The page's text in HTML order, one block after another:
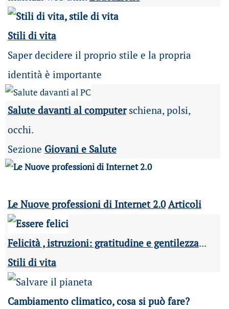
Stili di vita
Saper decidere il proprio stile e la propria
identità è importante
Salute davanti al computerschiena, polsi,
occhi.
Sezione Giovani e Salute
Le Nuove professioni di Internet 2.0 Articoli
Felicità , istruzioni: gratitudine e gentilezza...
Stili di vita
Cambiamento climatico, cosa si può fare?